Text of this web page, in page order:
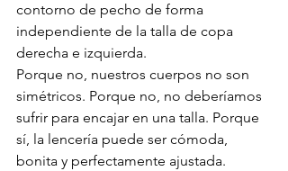
contorno de pecho de forma
independiente de la talla de copa
derecha e izquierda.
Porque no, nuestros cuerpos no son
simétricos. Porque no, no deberíamos
sufrir para encajar en una talla. Porque
sí, la lencería puede ser cómoda,
bonita y perfectamente ajustada.